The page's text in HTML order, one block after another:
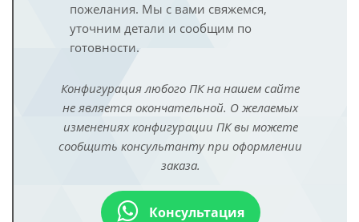
пожелания. Мы с вами свяжемся,
уточним детали и сообщим по
готовности.
Конфигурация любого ПК на нашем сайте
не является окончательной. О желаемых
изменениях конфигурации ПК вы можете
сообщить консультанту при оформлении
заказа.
Консультация